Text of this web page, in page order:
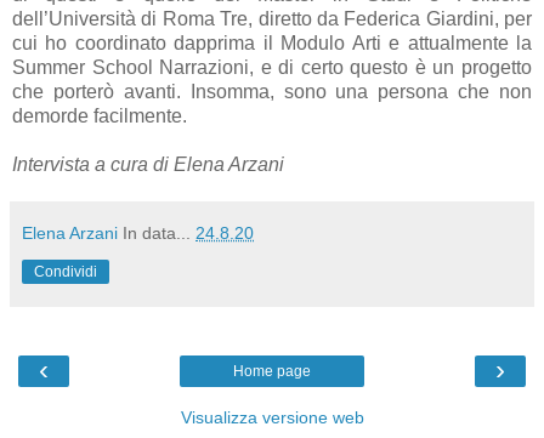
dell’Università di Roma Tre, diretto da Federica Giardini, per
cui ho coordinato dapprima il Modulo Arti e attualmente la
Summer School Narrazioni, e di certo questo è un progetto
che porterò avanti. Insomma, sono una persona che non
demorde facilmente.
Intervista a cura di Elena Arzani
Elena Arzani In data... 24.8.20
Condividi
‹ ›
Home page
Visualizza versione web